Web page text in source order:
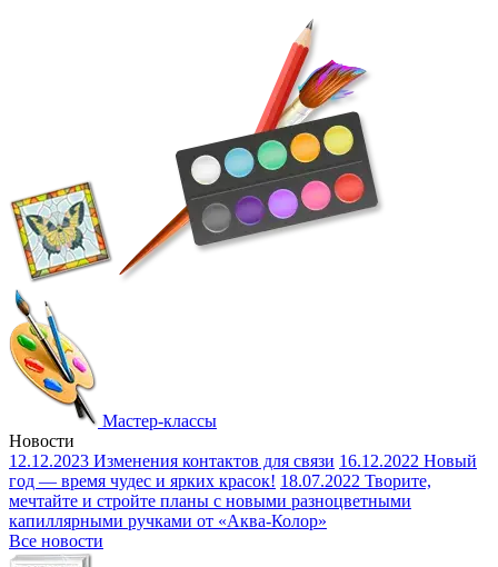
Мастер-классы
Новости
12.12.2023 Изменения контактов для связи 16.12.2022 Новый
год — время чудес и ярких красок! 18.07.2022 Творите,
мечтайте и стройте планы с новыми разноцветными
капиллярными ручками от «Аква-Колор»
Все новости